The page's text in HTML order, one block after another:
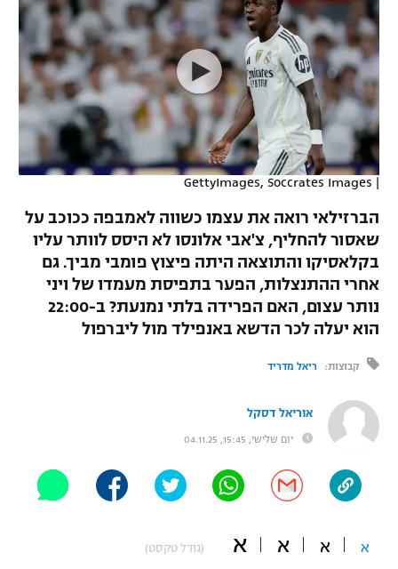
VOD
רץ ברשת
תוצאות
לוח שידורים
ברחבה
"מעל הליגה" – פודקאסט
"מחצית בשכונה" – פודקאסט
משתתפים וזוכים בפרסים
תקנון משתתפים וזוכים בפרסיםטניס
נבחרת ישראל
מכבי חיפה
בית"ר ירושלים
מכבי תל אביב
הפועל תל אביב
הפועל חיפה
הפועל באר שבע
מכבי נתניה
בני יהודה
ליגה ספרדית
ליגה איטלקית
ליגה צרפתית
ליגה הולנדית
ליגה טורקית
ליגה סינית
ליגות נוספות
כדורסל נשים
מכבי תל אביב
הפועל חולון
הפועל ירושלים
דני אבדיה
יורוליג
יורוקאפ
טניס
כדוריד
כדורעף
שחייה
ג'ודו
אגרוף
ספורט אולימפי
אופניים
ספורט מוטורי
|
GettyImages, Soccrates Images
הברזילאי רואה את עצמו כשווה לאמבפה ככוכב על
שאסור להחליף, צ'אבי אלונסו לא היסס לוותר עליו
בקלאסיקו והתוצאה היתה פיצוץ פומבי מביך. גם
אחרי ההתנצלות, הפער בתפיסת מעמדו של ויני
נותר עצום, האם הפרידה בלתי נמנעת? ב-22:00
הוא יעלה לכר הדשא באנפילד מול ליברפול
קבוצות: ריאל מדריד
אוריאל דסקל
יום שלישי, 15:45, 04.11.25
א א א א (גודל טקסט)